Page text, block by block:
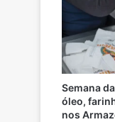
Semana
óleo,
nos